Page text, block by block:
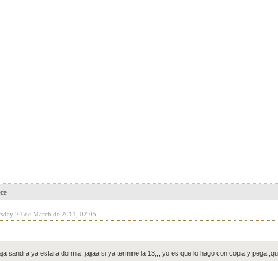
24 de March de 2011, 02:05
sandra ya estara dormia,,jajjaa si ya termine la 13,,, yo es que lo hago con copia y